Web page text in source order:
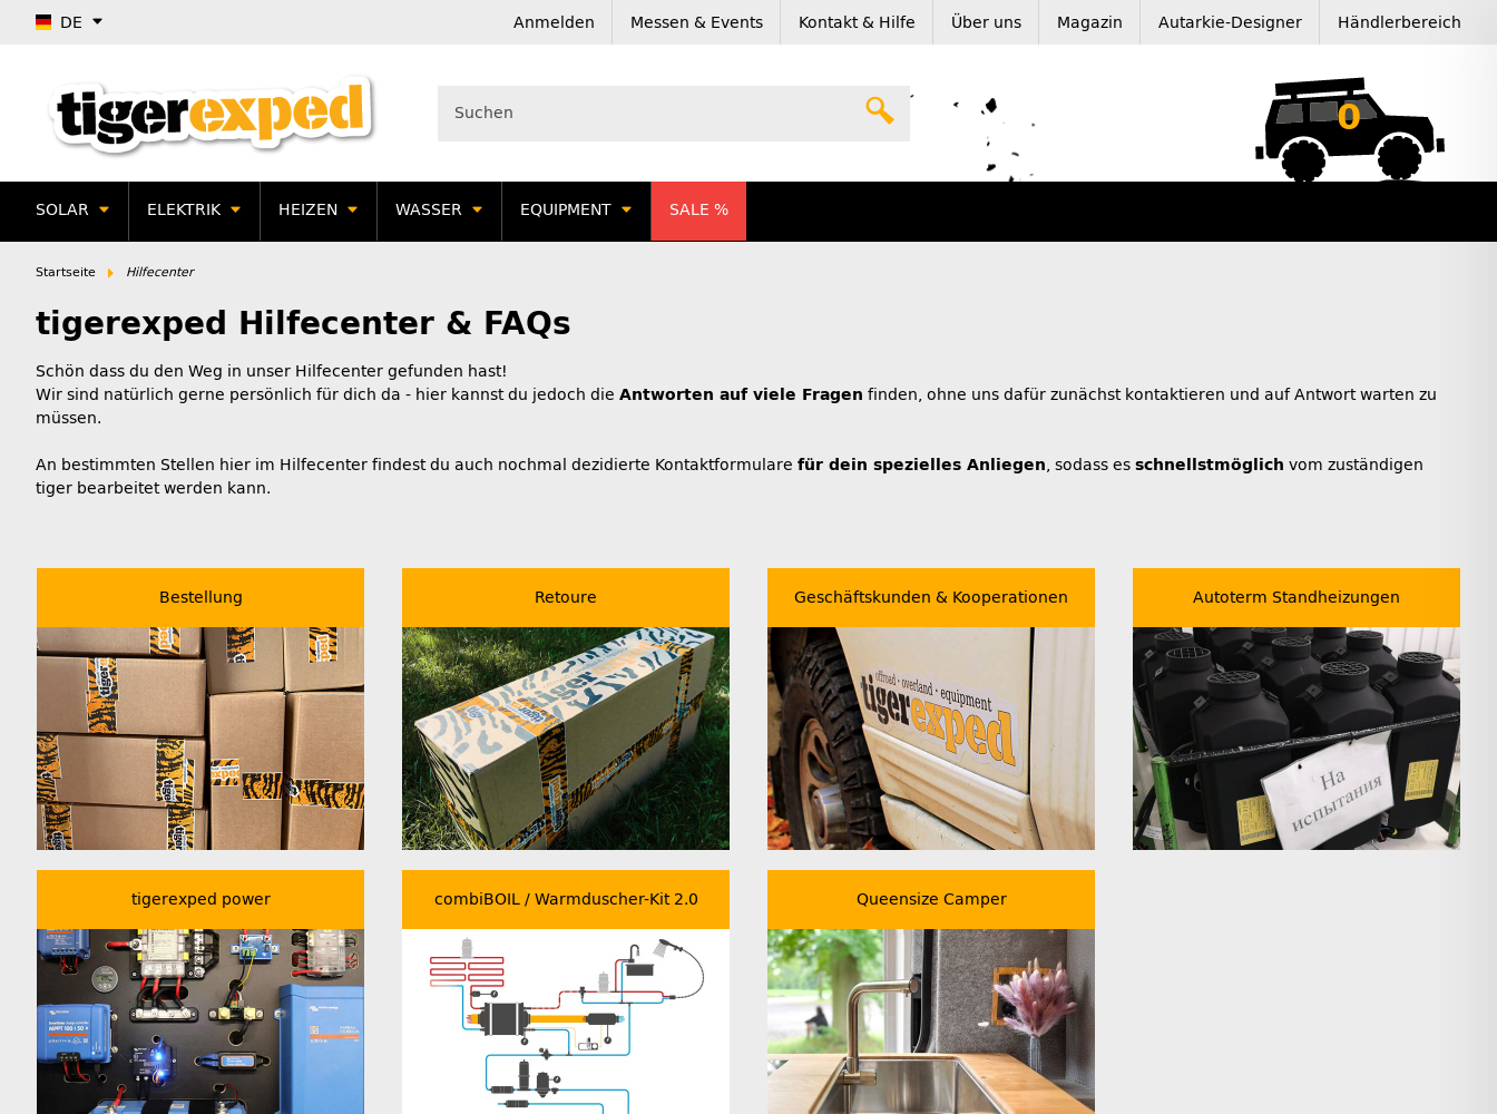
DE Anmelden Messen & Events Kontakt & Hilfe Über uns Magazin Autarkie-Designer Händlerbereich
0
SOLAR ELEKTRIK HEIZEN WASSER EQUIPMENT SALE %
Startseite Hilfecenter
tigerexped Hilfecenter & FAQs
Schön dass du den Weg in unser Hilfecenter gefunden hast!
Wir sind natürlich gerne persönlich für dich da - hier kannst du jedoch die Antworten auf viele Fragen finden, ohne uns dafür zunächst kontaktieren und auf Antwort warten zu
müssen.
An bestimmten Stellen hier im Hilfecenter findest du auch nochmal dezidierte Kontaktformulare für dein spezielles Anliegen, sodass es schnellstmöglich vom zuständigen
tiger bearbeitet werden kann.
Bestellung Retoure Geschäftskunden & Kooperationen Autoterm Standheizungen
tigerexped power combiBOIL / Warmduscher-Kit 2.0 Queensize Camper